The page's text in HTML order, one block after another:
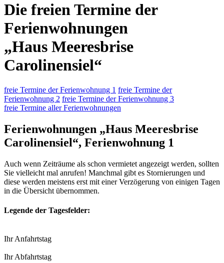
Die freien Termine der
Ferienwohnungen
„Haus Meeresbrise
Carolinensiel“
freie Termine der Ferienwohnung 1 freie Termine der
Ferienwohnung 2 freie Termine der Ferienwohnung 3
freie Termine aller Ferienwohnungen
Ferienwohnungen „Haus Meeresbrise
Carolinensiel“, Ferienwohnung 1
Auch wenn Zeiträume als schon vermietet angezeigt werden, sollten
Sie vielleicht mal anrufen! Manchmal gibt es Stornierungen und
diese werden meistens erst mit einer Verzögerung von einigen Tagen
in die Übersicht übernommen.
Legende der Tagesfelder:
Ihr Anfahrtstag
Ihr Abfahrtstag